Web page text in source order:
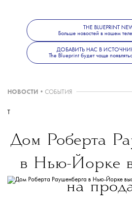
сценографию: так,
занавес Белого зала с
светом рифмовался с
Линча».
и следующих показов пока
представить постановку
Дягилевском фестивале.
THE BLUEPRINT
Больше новостей в нашем
ДОБАВИТЬ НАС В
The Blueprint будет чаще
НОВОСТИ • СОБЫТИЯ
T
Дом Роберта
в Нью-Йорке
на